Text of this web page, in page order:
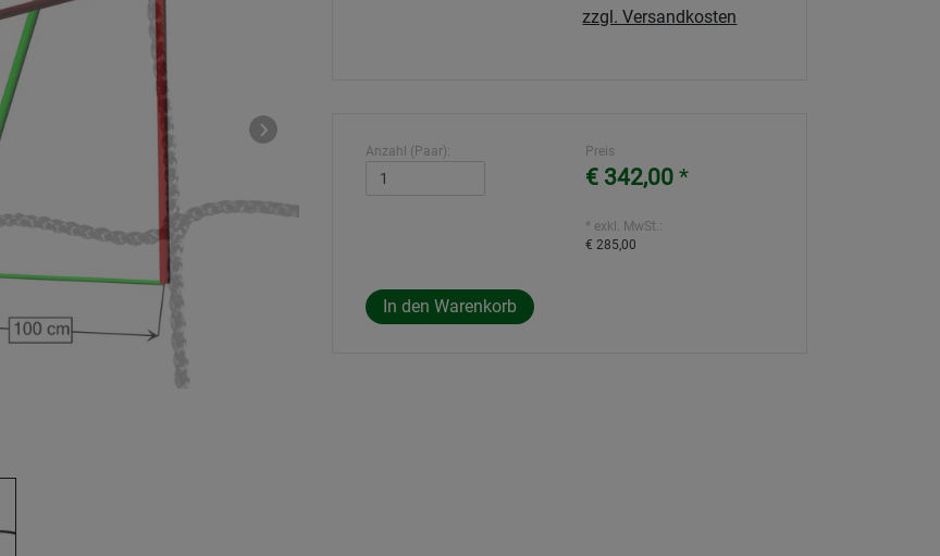
zzgl. Versandkosten
Anzahl (Paar): Preis
€ 342,00 *
* exkl. MwSt.:
€ 285,00